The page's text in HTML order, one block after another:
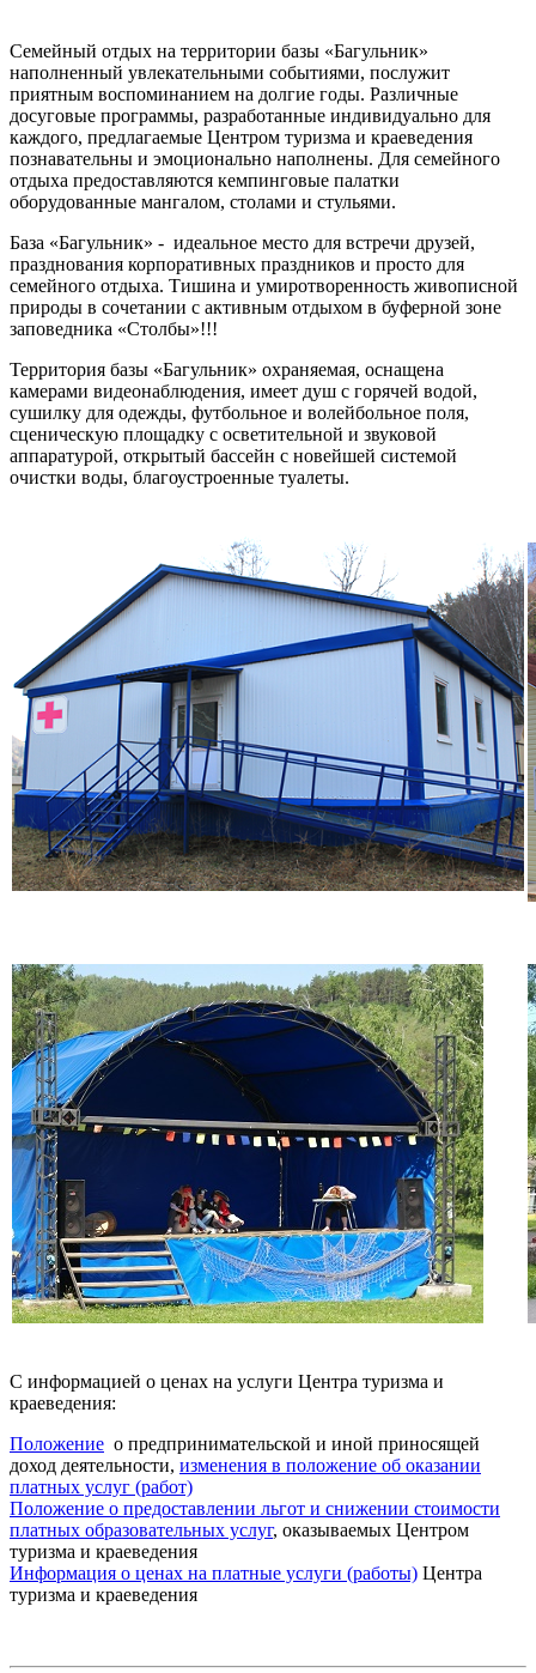
Семейный отдых на территории базы «Багульник»
наполненный увлекательными событиями, послужит
приятным воспоминанием на долгие годы. Различные
досуговые программы, разработанные индивидуально для
каждого, предлагаемые Центром туризма и краеведения
познавательны и эмоционально наполнены. Для семейного
отдыха предоставляются кемпинговые палатки
оборудованные мангалом, столами и стульями.
База «Багульник» - идеальное место для встречи друзей,
празднования корпоративных праздников и просто для
семейного отдыха. Тишина и умиротворенность живописной
природы в сочетании с активным отдыхом в буферной зоне
заповедника «Столбы»!!!
Территория базы «Багульник» охраняемая, оснащена
камерами видеонаблюдения, имеет душ с горячей водой,
сушилку для одежды, футбольное и волейбольное поля,
сценическую площадку с осветительной и звуковой
аппаратурой, открытый бассейн с новейшей системой
очистки воды, благоустроенные туалеты.
С информацией о ценах на услуги Центра туризма и
краеведения:
Положение о предпринимательской и иной приносящей
доход деятельности, изменения в положение об оказании
платных услуг (работ)
Положение о предоставлении льгот и снижении стоимости
платных образовательных услуг, оказываемых Центром
туризма и краеведения
Информация о ценах на платные услуги (работы) Центра
туризма и краеведения